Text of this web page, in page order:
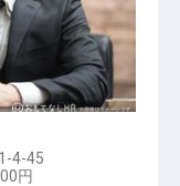
4-45
円